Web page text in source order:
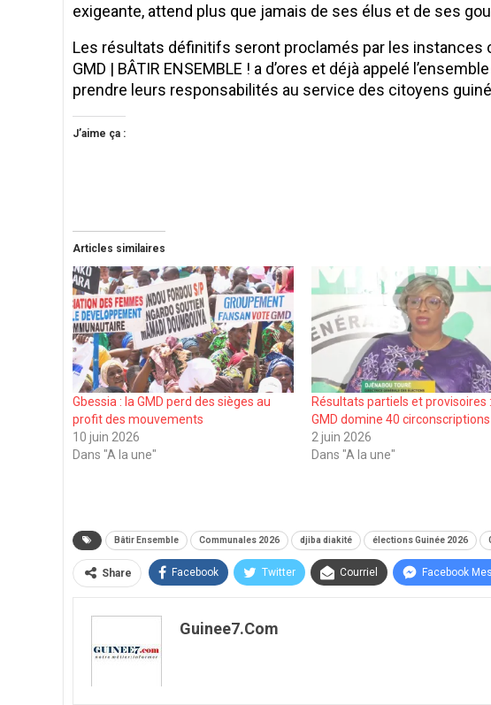
exigeante, attend plus que jamais de ses élus et de ses
Les résultats définitifs seront proclamés par les instances
GMD | BÂTIR ENSEMBLE ! a d’ores et déjà appelé
prendre leurs responsabilités au service des citoyens
J’aime ça :
Articles similaires
Gbessia : la GMD perd des sièges au
profit des mouvements
10 juin 2026
Dans "A la une"
Résultats partiels et provisoires
GMD domine 40
2 juin 2026
Dans "A la une"
Bâtir Ensemble Communales 2026 djiba diakité élections Guinée 2026
Share Facebook Twitter Courriel Facebook
Guinee7.com